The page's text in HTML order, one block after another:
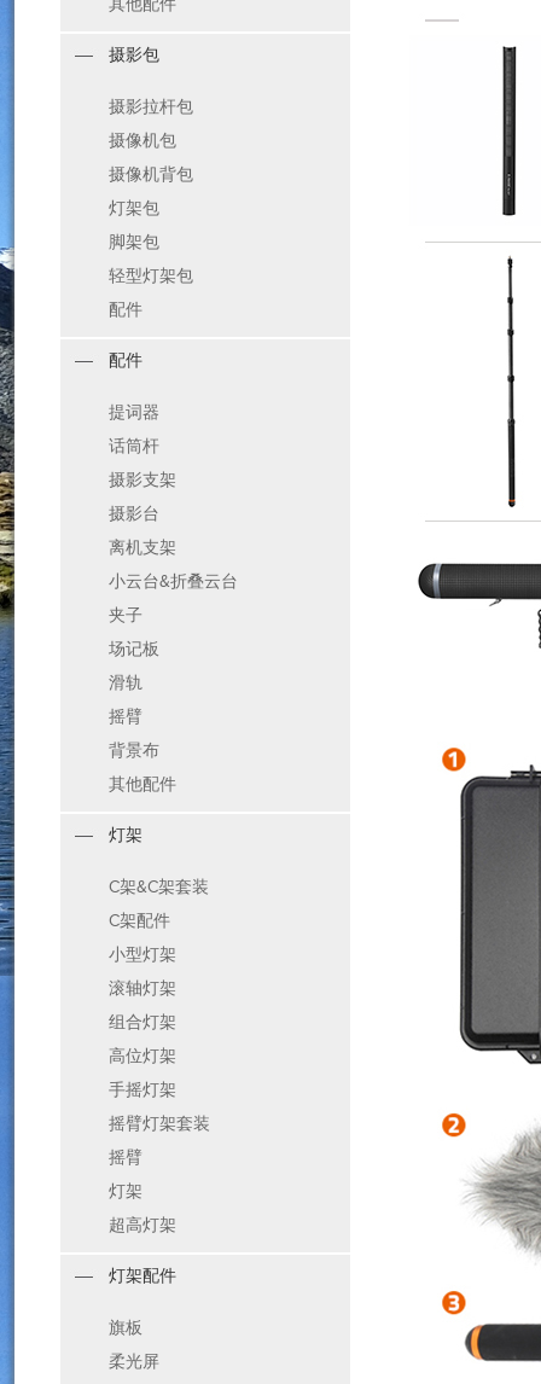
其他配件
摄影包
摄影拉杆包
摄像机包
摄像机背包
灯架包
脚架包
轻型灯架包
配件
配件
提词器
话筒杆
摄影支架
摄影台
离机支架
小云台&折叠云台
夹子
场记板
滑轨
摇臂
背景布
其他配件
灯架
C架&C架套装
C架配件
小型灯架
滚轴灯架
组合灯架
高位灯架
手摇灯架
摇臂灯架套装
摇臂
灯架
超高灯架
灯架配件
旗板
柔光屏